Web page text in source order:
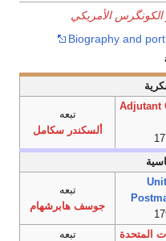
الكونگرس الأمريكي
Biography and
Adjutant
تبعه
ألسكندر سكامل
تبعه
جوسف هابرشهام
المتحدة
تبعه